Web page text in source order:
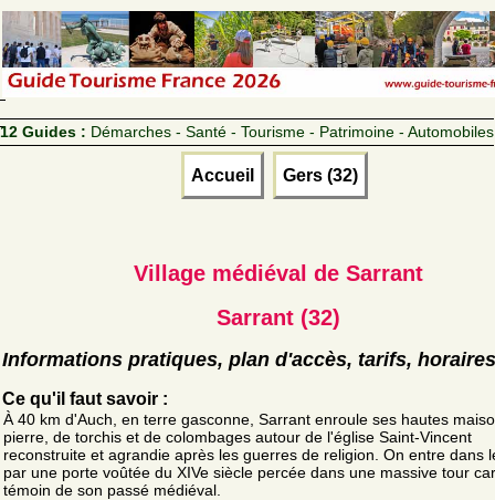
12 Guides : Démarches - Santé - Tourisme - Patrimoine - Automobiles
Accueil Gers (32)
Village médiéval de Sarrant
Sarrant (32)
Informations pratiques, plan d'accès, tarifs, horaires
Ce qu'il faut savoir :
À 40 km d'Auch, en terre gasconne, Sarrant enroule ses hautes
pierre, de torchis et de colombages autour de l'église Saint-Vincent
reconstruite et agrandie après les guerres de religion. On entre dans
par une porte voûtée du XIVe siècle percée dans une massive tour
témoin de son passé médiéval.